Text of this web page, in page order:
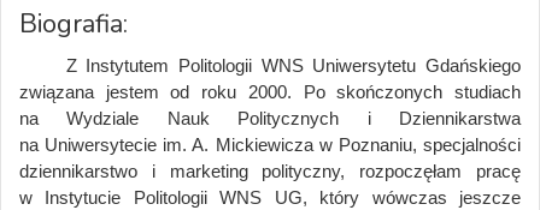
Biografia:
Z Instytutem Politologii WNS Uniwersytetu Gdańskiego
związana jestem od roku 2000. Po skończonych studiach
na Wydziale Nauk Politycznych i Dziennikarstwa
na Uniwersytecie im. A. Mickiewicza w Poznaniu, specjalności
dziennikarstwo i marketing polityczny, rozpoczęłam pracę
w Instytucie Politologii WNS UG, który wówczas jeszcze